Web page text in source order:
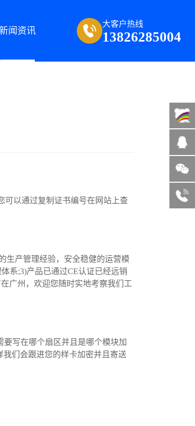
闻资讯
大客户热线
13826285004
以通过复制证书编号在网站上查
生产管理经验，安全稳健的运营模
系;3)产品已通过CE认证已经远销
广州，欢迎您随时实地考察我们工
写在哪个扇区并且是哪个模块加
们会跟进您的样卡加密并且寄送
客服热线